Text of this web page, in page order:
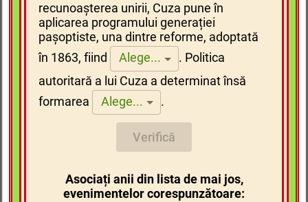
recunoașterea unirii, Cuza pune în
aplicarea programului generației
pașoptiste, una dintre reforme, adoptată
în 1863, fiind
Alege... . Politica
autoritară a lui Cuza a determinat însă
formarea
Alege... .
Verifică
Asociați anii din lista de mai jos,
evenimentelor corespunzătoare: